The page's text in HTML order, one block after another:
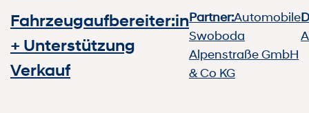
Fahrzeugaufbereiter:in
+ Unterstützung
Verkauf
Partner:Automobile
Swoboda
Alpenstraße GmbH
& Co KG